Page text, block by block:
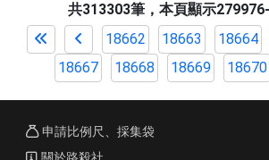
共313303筆，本頁顯示
18662
18663 18664
18667
18668 18669 18670
申請比例尺、採集袋